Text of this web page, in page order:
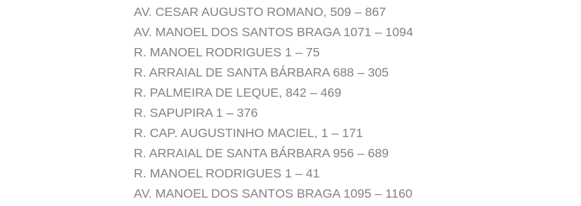
AV. CESAR AUGUSTO ROMANO, 509 – 867
AV. MANOEL DOS SANTOS BRAGA 1071 – 1094
R. MANOEL RODRIGUES 1 – 75
R. ARRAIAL DE SANTA BÁRBARA 688 – 305
R. PALMEIRA DE LEQUE, 842 – 469
R. SAPUPIRA 1 – 376
R. CAP. AUGUSTINHO MACIEL, 1 – 171
R. ARRAIAL DE SANTA BÁRBARA 956 – 689
R. MANOEL RODRIGUES 1 – 41
AV. MANOEL DOS SANTOS BRAGA 1095 – 1160